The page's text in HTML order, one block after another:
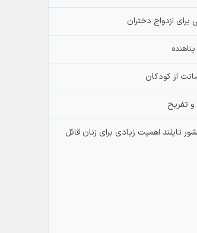
از کودکان
و تفریح
تایلند اهمیت زیادی برای زنان قائل